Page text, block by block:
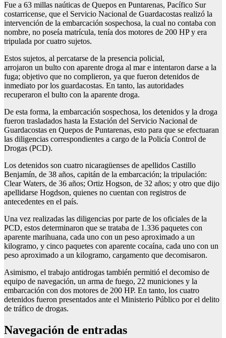
Fue a 63 millas naúticas de Quepos en Puntarenas, Pacífico Sur
costarricense, que el Servicio Nacional de Guardacostas realizó la
intervención de la embarcación sospechosa, la cual no contaba con
nombre, no poseía matrícula, tenía dos motores de 200 HP y era
tripulada por cuatro sujetos.
Estos sujetos, al percatarse de la presencia policial,
arrojaron un bulto con aparente droga al mar e intentaron darse a la
fuga; objetivo que no complieron, ya que fueron detenidos de
inmediato por los guardacostas. En tanto, las autoridades
recuperaron el bulto con la aparente droga.
De esta forma, la embarcación sospechosa, los detenidos y la droga
fueron trasladados hasta la Estación del Servicio Nacional de
Guardacostas en Quepos de Puntarenas, esto para que se efectuaran
las diligencias correspondientes a cargo de la Policía Control de
Drogas (PCD).
Los detenidos son cuatro nicaragüenses de apellidos Castillo
Benjamín, de 38 años, capitán de la embarcación; la tripulación:
Clear Waters, de 36 años; Ortiz Hogson, de 32 años; y otro que dijo
apellidarse Hogdson, quienes no cuentan con registros de
antecedentes en el país.
Una vez realizadas las diligencias por parte de los oficiales de la
PCD, estos determinaron que se trataba de 1.336 paquetes con
aparente marihuana, cada uno con un peso aproximado a un
kilogramo, y cinco paquetes con aparente cocaína, cada uno con un
peso aproximado a un kilogramo, cargamento que decomisaron.
Asimismo, el trabajo antidrogas también permitió el decomiso de
equipo de navegación, un arma de fuego, 22 municiones y la
embarcación con dos motores de 200 HP. En tanto, los cuatro
detenidos fueron presentados ante el Ministerio Público por el delito
de tráfico de drogas.
Navegación de entradas